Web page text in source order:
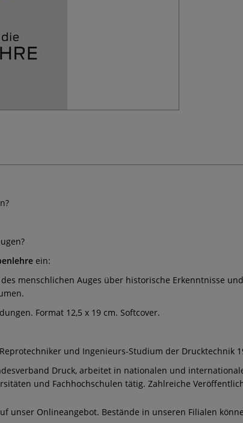
ein:
menschlichen Auges über historische Erkenntnisse
Format 12,5 x 19 cm. Softcover.
und Ingenieurs-Studium der Drucktechnik
Druck, arbeitet in nationalen und
und Fachhochschulen tätig. Zahlreiche
unser Onlineangebot. Bestände in unseren Filialen